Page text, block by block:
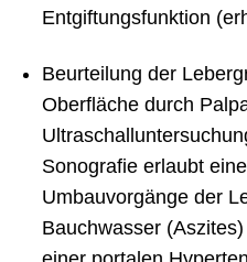
Entgiftungsfunktion
Beurteilung der
Oberfläche durch
Sonografie erlaubt
Umbauvorgänge der
Bauchwasser